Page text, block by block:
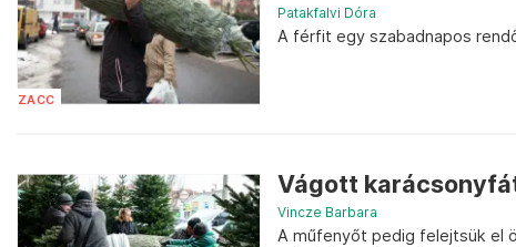
ZACC
Patakfalvi Dóra
A férfit egy szabadnapos
Vágott
Vincze Barbara
A műfenyőt pedig felejtsük el